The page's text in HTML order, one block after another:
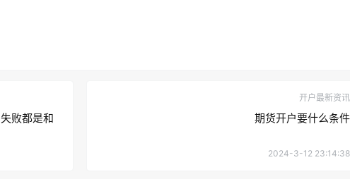
败都是和
开户最新资讯
期货开户要什么条件
2024-3-12 23:14:38